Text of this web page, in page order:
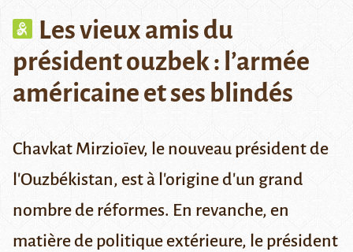
Les vieux amis du
président ouzbek : l’armée
américaine et ses blindés
Chavkat Mirzioïev, le nouveau président de
l'Ouzbékistan, est à l'origine d'un grand
nombre de réformes. En revanche, en
matière de politique extérieure, le président